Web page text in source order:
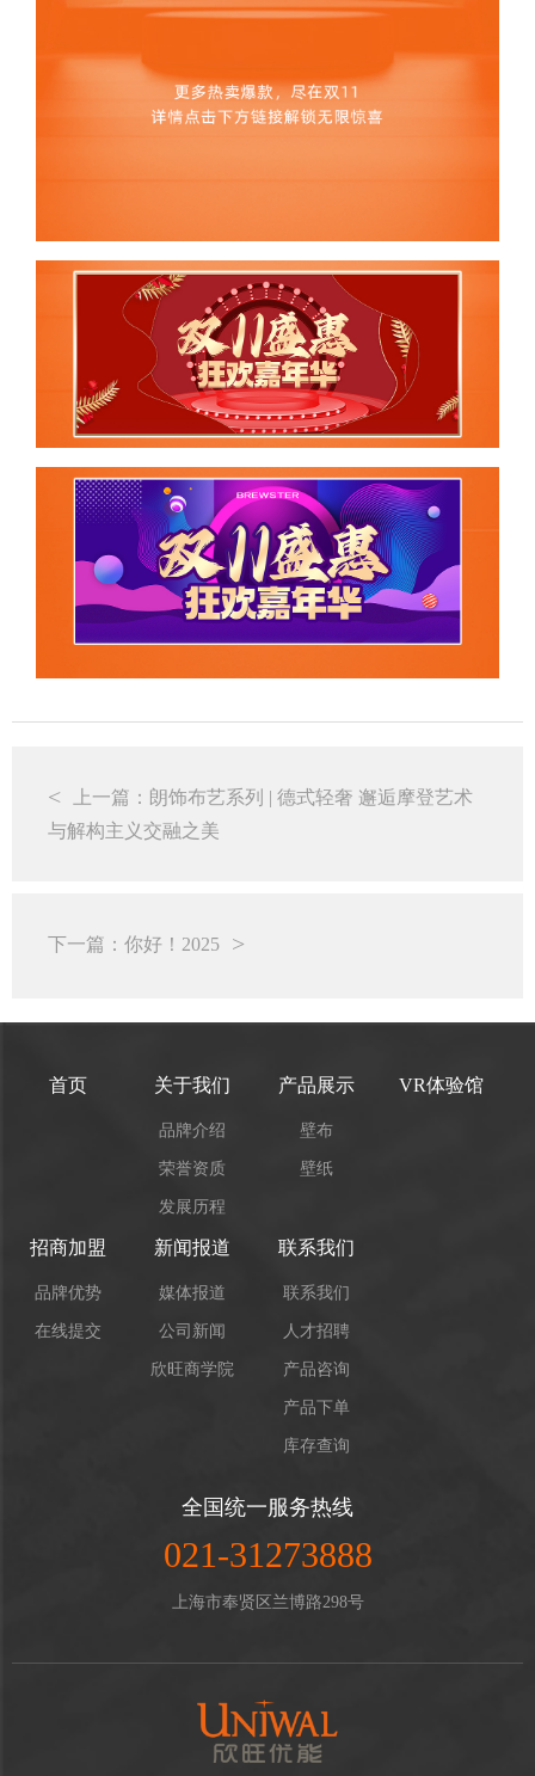
上一篇：朗饰布艺系列 | 德式轻奢 邂逅摩登艺术
与解构主义交融之美
下一篇：你好！2025
首页 关于我们
品牌介绍
荣誉资质
发展历程
产品展示
壁布
壁纸
VR体验馆
招商加盟
品牌优势
在线提交
新闻报道
媒体报道
公司新闻
欣旺商学院
联系我们
联系我们
人才招聘
产品咨询
产品下单
库存查询
全国统一服务热线
021-31273888
上海市奉贤区兰博路298号